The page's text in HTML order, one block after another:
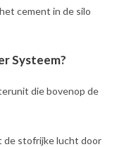
cement in de silo
Systeem?
die bovenop de
de stofrijke lucht door